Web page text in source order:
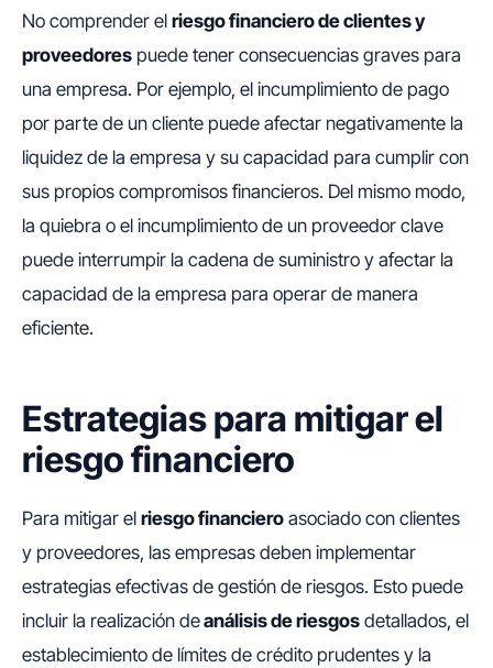
No comprender el riesgo financiero de clientes y
proveedores puede tener consecuencias graves para
una empresa. Por ejemplo, el incumplimiento de pago
por parte de un cliente puede afectar negativamente la
liquidez de la empresa y su capacidad para cumplir con
sus propios compromisos financieros. Del mismo modo,
la quiebra o el incumplimiento de un proveedor clave
puede interrumpir la cadena de suministro y afectar la
capacidad de la empresa para operar de manera
eficiente.
Estrategias para mitigar el
riesgo financiero
Para mitigar el riesgo financiero asociado con clientes
y proveedores, las empresas deben implementar
estrategias efectivas de gestión de riesgos. Esto puede
incluir la realización deanálisis de riesgos detallados, el
establecimiento de límites de crédito prudentes y la